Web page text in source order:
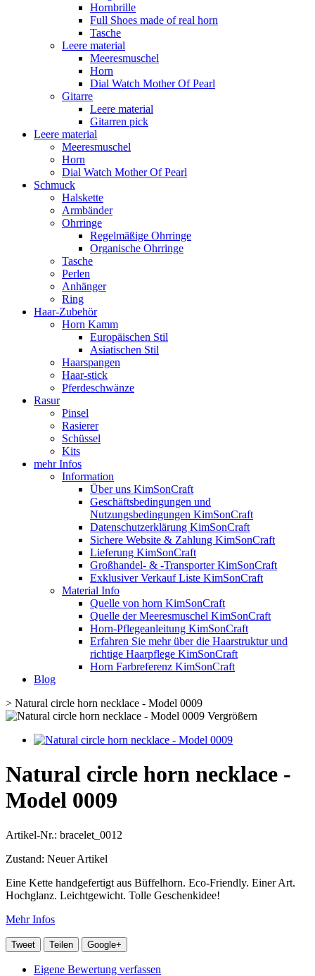
Hornbrille
Full Shoes made of real horn
Tasche
Leere material
Meeresmuschel
Horn
Dial Watch Mother Of Pearl
Gitarre
Leere material
Gitarren pick
Leere material
Meeresmuschel
Horn
Dial Watch Mother Of Pearl
Schmuck
Halskette
Armbänder
Ohrringe
Regelmäßige Ohrringe
Organische Ohrringe
Tasche
Perlen
Anhänger
Ring
Haar-Zubehör
Horn Kamm
Europäischen Stil
Asiatischen Stil
Haarspangen
Haar-stick
Pferdeschwänze
Rasur
Pinsel
Rasierer
Schüssel
Kits
mehr Infos
Information
Über uns KimSonCraft
Geschäftsbedingungen und
Nutzungsbedingungen KimSonCraft
Datenschutzerklärung KimSonCraft
Sichere Website & Zahlung KimSonCraft
Lieferung KimSonCraft
Großhandel- & -Transporter KimSonCraft
Exklusiver Verkauf Liste KimSonCraft
Material Info
Quelle von horn KimSonCraft
Quelle der Meeresmuschel KimSonCraft
Horn-Pflegeanleitung KimSonCraft
Erfahren Sie mehr über die Haarstruktur und
richtige Haarpflege KimSonCraft
Horn Farbreferenz KimSonCraft
Blog
> Natural circle horn necklace - Model 0009
Vergrößern
Natural circle horn necklace -
Model 0009
Artikel-Nr.: bracelet_0012
Zustand: Neuer Artikel
Eine Kette handgefertigt aus Büffelhorn. Eco-Friendly. Einer Art.
Hochglanz. Leichtgewicht. Tolle Geschenkidee!
Mehr Infos
Tweet Teilen Google+
Eigene Bewertung verfassen